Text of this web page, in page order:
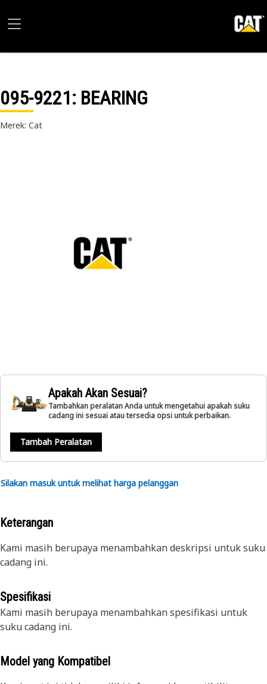
095-9221: BEARING
Merek: Cat
Apakah Akan Sesuai?
Tambahkan peralatan Anda untuk mengetahui apakah suku
cadang ini sesuai atau tersedia opsi untuk perbaikan.
Tambah Peralatan
Silakan masuk untuk melihat harga pelanggan
Keterangan
Kami masih berupaya menambahkan deskripsi untuk suku
cadang ini.
Spesifikasi
Kami masih berupaya menambahkan spesifikasi untuk
suku cadang ini.
Model yang Kompatibel